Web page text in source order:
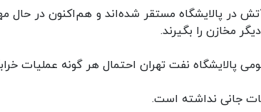
در پالایشگاه مستقر شده‌اند و هم‌اکنون در
مخازن را بگیرند.
پالایشگاه نفت تهران احتمال هر گونه عملیات
جانی نداشته است.